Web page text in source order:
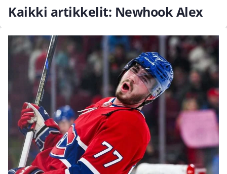
Kaikki artikkelit: Newhook Alex